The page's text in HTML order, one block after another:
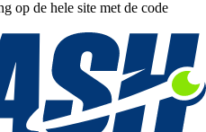
op de hele site met de code